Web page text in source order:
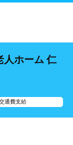
人ホーム 仁
通費支給